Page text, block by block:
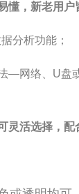
懂，新老用户
分析功能；
—网络、U盘
灵活选择，配